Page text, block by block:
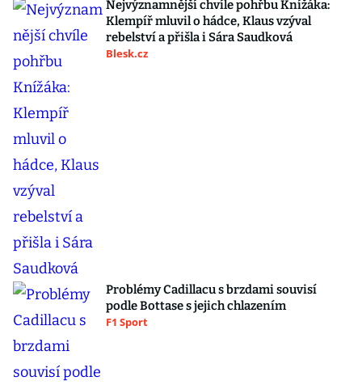
Nejvýznamnější chvíle pohřbu Knížáka:
Klempíř mluvil o hádce, Klaus vzýval
rebelství a přišla i Sára Saudková
Blesk.cz
Problémy Cadillacu s brzdami souvisí
podle Bottase s jejich chlazením
F1 Sport